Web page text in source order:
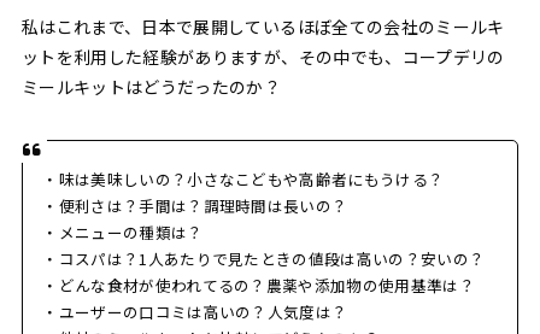
私はこれまで、日本で展開しているほぼ全ての会社のミールキ
ットを利用した経験がありますが、その中でも、コープデリの
ミールキットはどうだったのか？
・味は美味しいの？小さなこどもや高齢者にもうける？
・便利さは？手間は？調理時間は長いの？
・メニューの種類は？
・コスパは？1人あたりで見たときの値段は高いの？安いの？
・どんな食材が使われてるの？農薬や添加物の使用基準は？
・ユーザーの口コミは高いの？人気度は？